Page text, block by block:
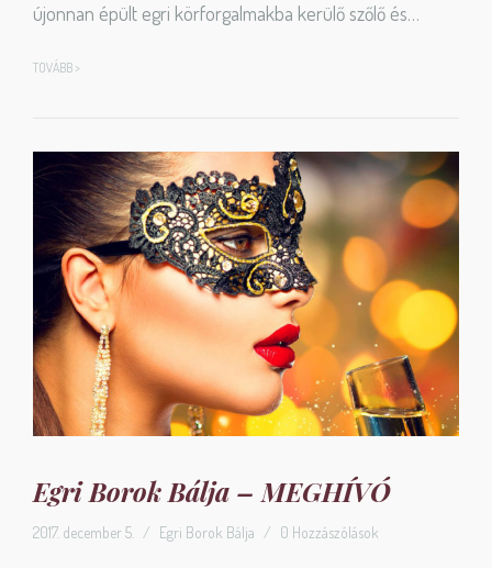
újonnan épült egri körforgalmakba kerülő szőlő és…
TOVÁBB >
Egri Borok Bálja – MEGHÍVÓ
2017. december 5. / Egri Borok Bálja / 0 Hozzászólások